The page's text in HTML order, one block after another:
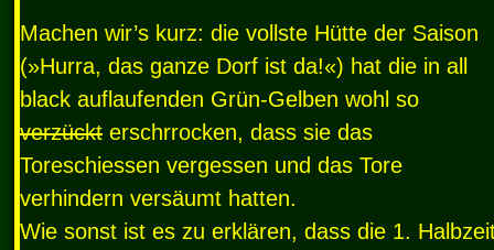
Machen wir’s kurz: die vollste Hütte der Saison
(»Hurra, das ganze Dorf ist da!«) hat die in all
black auflaufenden Grün-Gelben wohl so
verzückt erschrrocken, dass sie das
Toreschiessen vergessen und das Tore
verhindern versäumt hatten.
Wie sonst ist es zu erklären, dass die 1.